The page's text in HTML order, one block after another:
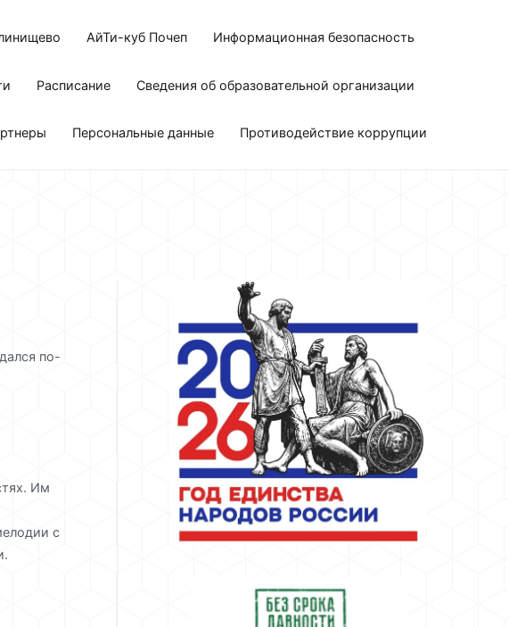
АйТи-куб Почеп Информационная безопасность
Расписание Сведения об образовательной организации
Персональные данные Противодействие коррупции
по-
Им
с